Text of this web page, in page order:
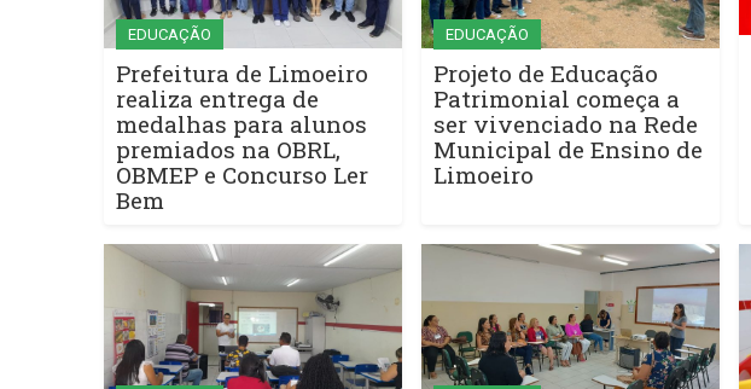
EDUCAÇÃO
Prefeitura de Limoeiro
realiza entrega de
medalhas para alunos
premiados na OBRL,
OBMEP e Concurso Ler
Bem
EDUCAÇÃO
Projeto de Educação
Patrimonial começa a
ser vivenciado na Rede
Municipal de Ensino de
Limoeiro